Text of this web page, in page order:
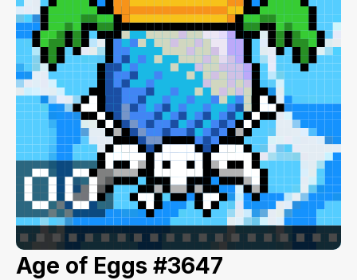
Age of Eggs #3647